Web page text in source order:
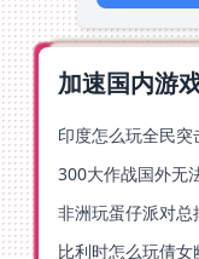
加速国内游